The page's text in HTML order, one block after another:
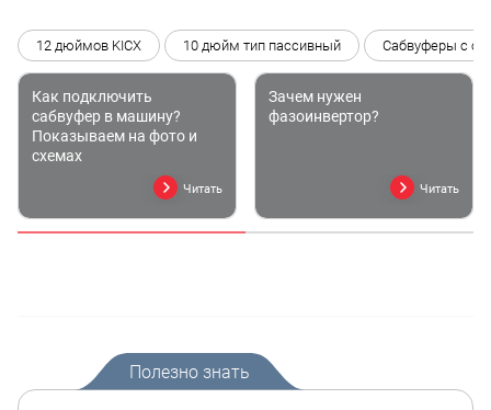
12 дюймов KICX 10 дюйм тип пассивный Сабвуферы с
Как подключить
сабвуфер в машину?
Показываем на фото и
схемах
Читать
Зачем нужен
фазоинвертор?
Читать
Полезно знать